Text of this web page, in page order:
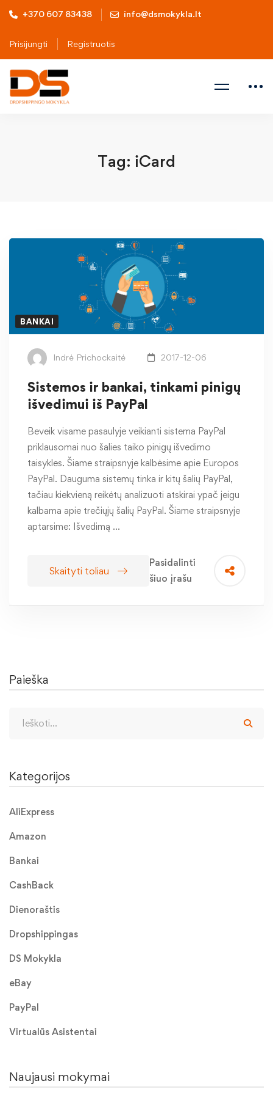
+370 607 83438 info@dsmokykla.lt
Prisijungti Registruotis
Tag: iCard
BANKAI
Indrė Prichockaitė 2017-12-06
Sistemos ir bankai, tinkami pinigų
išvedimui iš PayPal
Beveik visame pasaulyje veikianti sistema PayPal
priklausomai nuo šalies taiko pinigų išvedimo
taisykles. Šiame straipsnyje kalbėsime apie Europos
PayPal. Dauguma sistemų tinka ir kitų šalių PayPal,
tačiau kiekvieną reikėtų analizuoti atskirai ypač jeigu
kalbama apie trečiųjų šalių PayPal. Šiame straipsnyje
aptarsime: Išvedimą …
Skaityti toliau
Pasidalinti
šiuo įrašu
Paieška
Kategorijos
AliExpress
Amazon
Bankai
CashBack
Dienoraštis
Dropshippingas
DS Mokykla
eBay
PayPal
Virtualūs Asistentai
Naujausi mokymai